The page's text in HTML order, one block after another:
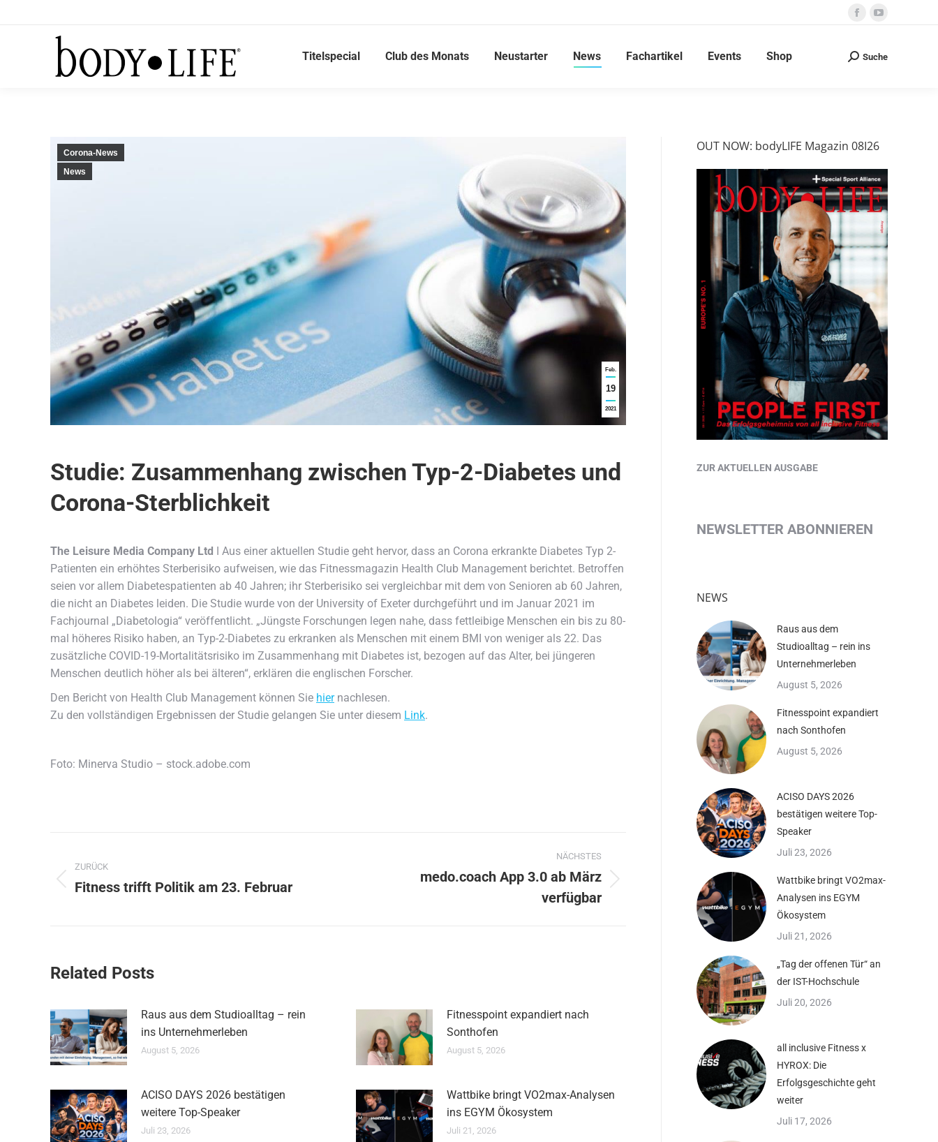
Facebook
opens
YouTube
opens
Titelspecial Club des Monats Neustarter News Fachartikel Events Shop Search:
Suche
Feb.
19
2021
Corona-News
News
Studie: Zusammenhang zwischen Typ-2-Diabetes und
Corona-Sterblichkeit
The Leisure Media Company Ltd ǀ Aus einer aktuellen Studie geht hervor, dass an Corona erkrankte Diabetes Typ 2-
Patienten ein erhöhtes Sterberisiko aufweisen, wie das Fitnessmagazin Health Club Management berichtet. Betroffen
seien vor allem Diabetespatienten ab 40 Jahren; ihr Sterberisiko sei vergleichbar mit dem von Senioren ab 60 Jahren,
die nicht an Diabetes leiden. Die Studie wurde von der University of Exeter durchgeführt und im Januar 2021 im
Fachjournal „Diabetologia“ veröffentlicht. „Jüngste Forschungen legen nahe, dass fettleibige Menschen ein bis zu 80-
mal höheres Risiko haben, an Typ-2-Diabetes zu erkranken als Menschen mit einem BMI von weniger als 22. Das
zusätzliche COVID-19-Mortalitätsrisiko im Zusammenhang mit Diabetes ist, bezogen auf das Alter, bei jüngeren
Menschen deutlich höher als bei älteren“, erklären die englischen Forscher.
Den Bericht von Health Club Management können Sie hiernachlesen.
Zu den vollständigen Ergebnissen der Studie gelangen Sie unter diesem Link.
Foto: Minerva Studio – stock.adobe.com
ZURÜCK
Vorheriger
Fitness trifft Politik am 23. Februar
NÄCHSTES
medo.coach App 3.0 ab März
verfügbar
Related Posts
Raus aus dem Studioalltag – rein
ins Unternehmerleben
August 5, 2026
Fitnesspoint expandiert nach
Sonthofen
August 5, 2026
ACISO DAYS 2026 bestätigen
weitere Top-Speaker
Juli 23, 2026
Wattbike bringt VO2max-Analysen
ins EGYM Ökosystem
Juli 21, 2026
OUT NOW: bodyLIFE Magazin 08I26
ZUR AKTUELLEN AUSGABE
NEWSLETTER ABONNIEREN
NEWS
Raus aus dem
Studioalltag – rein ins
Unternehmerleben
August 5, 2026
Fitnesspoint expandiert
nach Sonthofen
August 5, 2026
ACISO DAYS 2026
bestätigen weitere Top-
Speaker
Juli 23, 2026
Wattbike bringt VO2max-
Analysen ins EGYM
Ökosystem
Juli 21, 2026
„Tag der offenen Tür“ an
der IST-Hochschule
Juli 20, 2026
all inclusive Fitness x
HYROX: Die
Erfolgsgeschichte geht
weiter
Juli 17, 2026